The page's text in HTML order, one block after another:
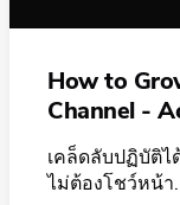
How to
Channel -
เคล็ดลับปฏิบัติไ
ไม่ต้องโชว์หน้า